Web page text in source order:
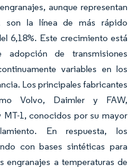
aunque representan
son la línea de más rápido
6,18%. Este crecimiento está
de transmisiones
variables en los
Los principales fabricantes
Volvo, Daimler y FAW,
1, conocidos por su mayor
En respuesta, los
con bases sintéticas para
engranajes a temperaturas de